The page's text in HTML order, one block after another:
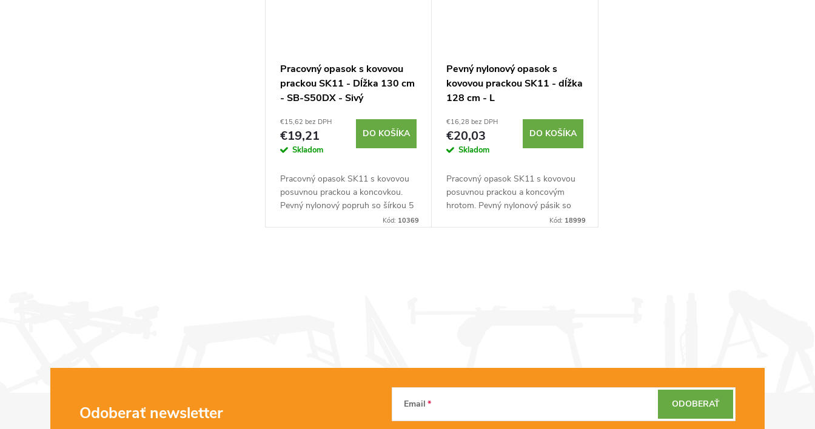
Pracovný opasok s kovovou
prackou SK11 - Dĺžka 130 cm
- SB-S50DX - Sivý
€15,62 bez DPH
€19,21
Skladom
DO KOŠÍKA
Pracovný opasok SK11 s kovovou
posuvnou prackou a koncovkou.
Pevný nylonový popruh so šírkou 5
cm, ktorý ideálne dopĺňa vrecká a
Kód: 10369
Pevný nylonový opasok s
kovovou prackou SK11 - dĺžka
128 cm - L
€16,28 bez DPH
€20,03
Skladom
DO KOŠÍKA
Pracovný opasok SK11 s kovovou
posuvnou prackou a koncovým
hrotom. Pevný nylonový pásik so
šírkou 5 cm, ideálne doplnený o
Kód: 18999
d
Odoberať newsletter Email ODOBERAŤ